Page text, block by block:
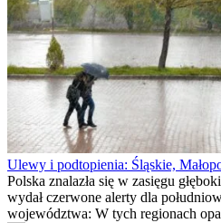
Ulewy i podtopienia: Śląskie,
Polska znalazła się w zasięgu
wydał czerwone alerty dla
województwa: W tych regionach